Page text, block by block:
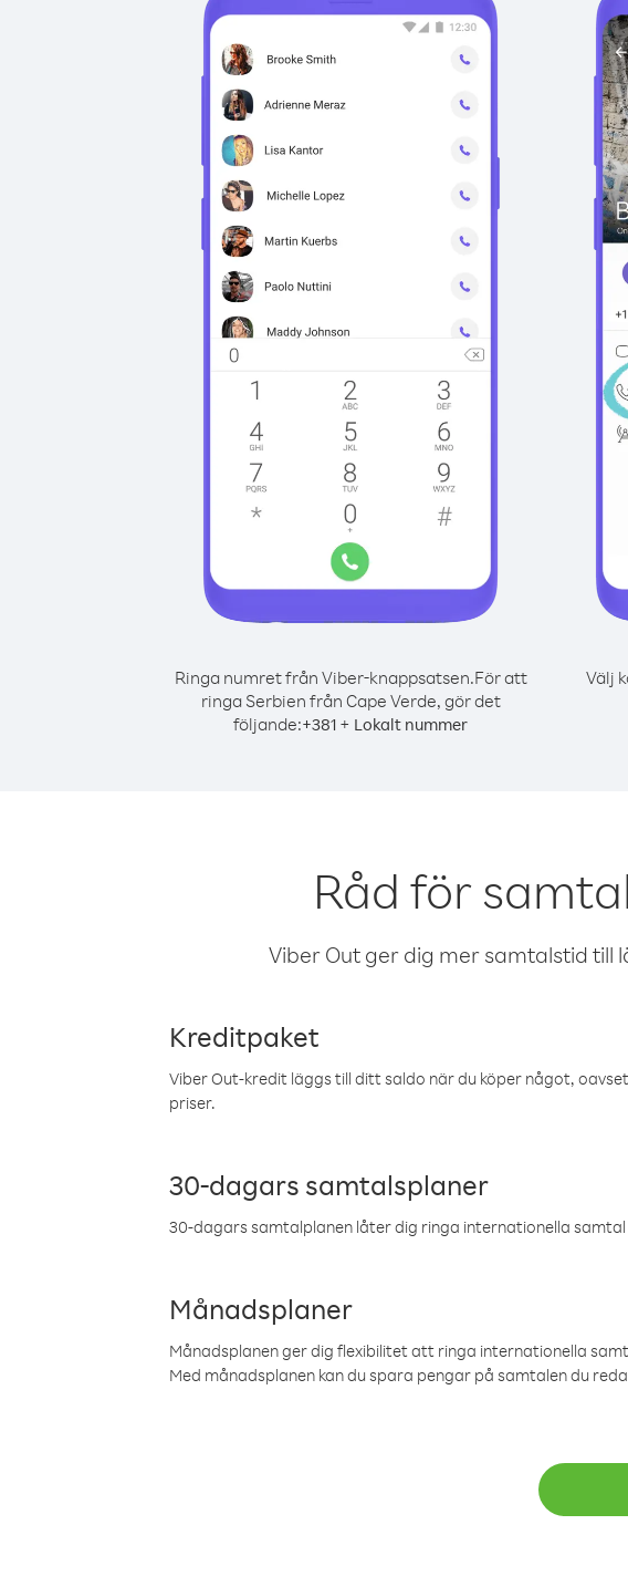
Ringa numret från Viber-knappsatsen.För att
ringa Serbien från Cape Verde, gör det
följande:+381 + Lokalt nummer
Välj
Råd för
Viber Out ger dig mer samtalstid till
Kreditpaket
Viber Out-kredit läggs till ditt saldo när du köper något,
priser.
30-dagars samtalsplaner
30-dagars samtalplanen låter dig ringa internationella
Månadsplaner
Månadsplanen ger dig flexibilitet att ringa internationella
Med månadsplanen kan du spara pengar på samtalen du